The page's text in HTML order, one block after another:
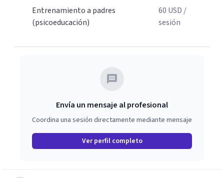
Entrenamiento a padres
(psicoeducación)
60 USD /
sesión
Envía un mensaje al profesional
Coordina una sesión directamente mediante mensaje
Ver perfil completo